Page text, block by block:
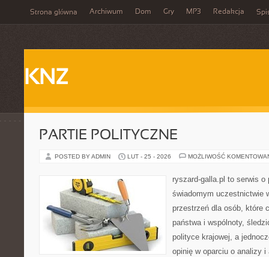
Strona główna Archiwum Dom Gry MP3 Redakcja
KNZ
PARTIE POLITYCZNE
POSTED BY ADMIN LUT - 25 - 2026 MOŻLIWOŚĆ
ryszard-galla.pl to serwis
świadomym uczestnictwie
przestrzeń dla osób, które
państwa i wspólnoty,
polityce krajowej, a
opinię w oparciu o analizy